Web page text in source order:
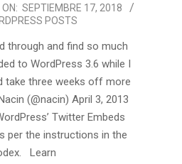
ON: SEPTIEMBRE 17, 2018
POSTS
through and find so much
to WordPress 3.6 while I
take three weeks off more
(@nacin) April 3, 2013
Twitter Embeds
per the instructions in the
Learn